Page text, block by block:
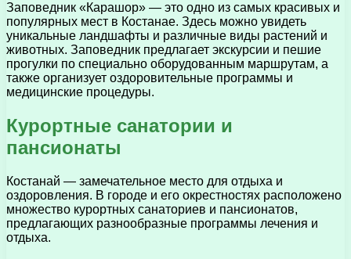
Заповедник «Карашор» — это одно из самых красивых и
популярных мест в Костанае. Здесь можно увидеть
уникальные ландшафты и различные виды растений и
животных. Заповедник предлагает экскурсии и пешие
прогулки по специально оборудованным маршрутам, а
также организует оздоровительные программы и
медицинские процедуры.
Курортные санатории и
пансионаты
Костанай — замечательное место для отдыха и
оздоровления. В городе и его окрестностях расположено
множество курортных санаториев и пансионатов,
предлагающих разнообразные программы лечения и
отдыха.